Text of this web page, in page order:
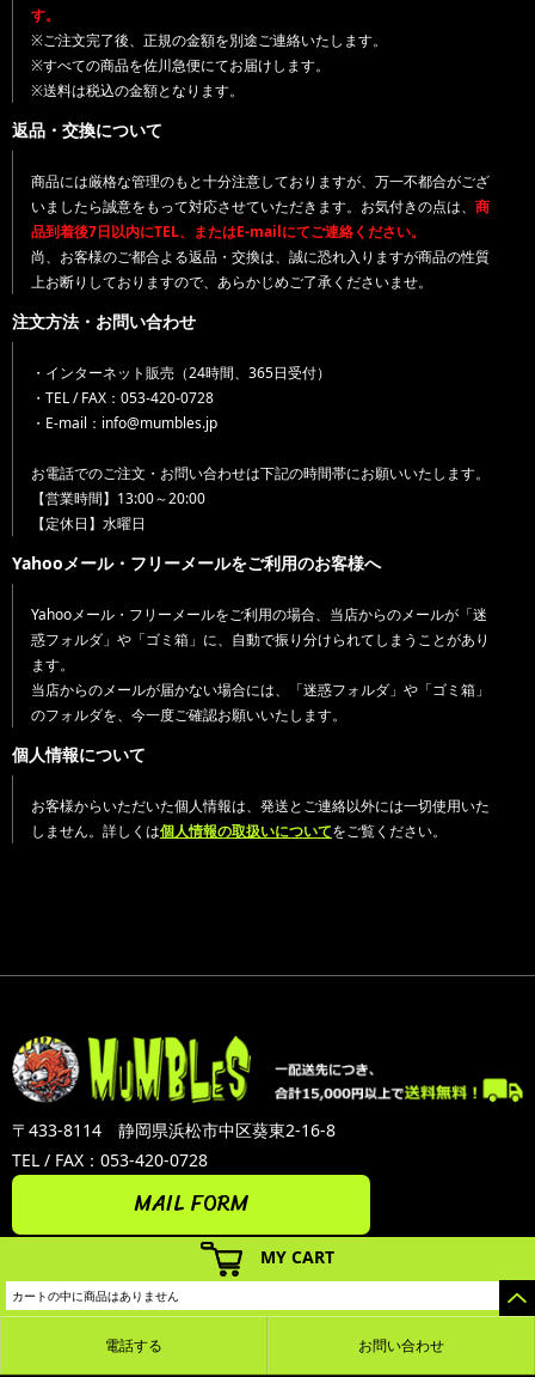
MY CART
カートの中に商品はありません
す。
※ご注文完了後、正規の金額を別途ご連絡いたします。
※すべての商品を佐川急便にてお届けします。
※送料は税込の金額となります。
返品・交換について
商品には厳格な管理のもと十分注意しておりますが、万一不都合がござ
いましたら誠意をもって対応させていただきます。お気付きの点は、 商
品到着後7日以内にTEL、またはE-mailにてご連絡ください。
尚、お客様のご都合よる返品・交換は、誠に恐れ入りますが商品の性質
上お断りしておりますので、あらかじめご了承くださいませ。
注文方法・お問い合わせ
・インターネット販売（24時間、365日受付）
・TEL / FAX：053-420-0728
・E-mail：info@mumbles.jp
お電話でのご注文・お問い合わせは下記の時間帯にお願いいたします。
【営業時間】13:00～20:00
【定休日】水曜日
Yahooメール・フリーメールをご利用のお客様へ
Yahooメール・フリーメールをご利用の場合、当店からのメールが「迷
惑フォルダ」や「ゴミ箱」に、自動で振り分けられてしまうことがあり
ます。
当店からのメールが届かない場合には、「迷惑フォルダ」や「ゴミ箱」
のフォルダを、今一度ご確認お願いいたします。
個人情報について
お客様からいただいた個人情報は、発送とご連絡以外には一切使用いた
しません。詳しくは個人情報の取扱いについてをご覧ください。
〒433-8114 静岡県浜松市中区葵東2-16-8
TEL / FAX：053-420-0728
MAIL FORM
カラーミーショップ Copyright (C) 2005-2026 GMOペパボ株式会社All Rights Reserved.
電話する お問い合わせ